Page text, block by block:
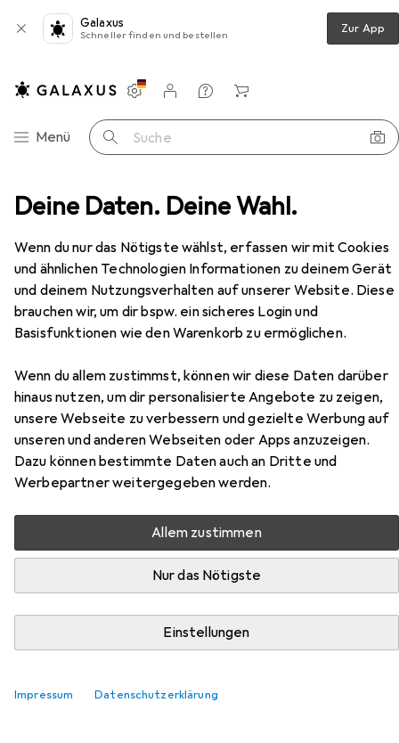
Deine Daten. Deine Wahl.
Wenn du nur das Nötigste wählst, erfassen wir mit Cookies
und ähnlichen Technologien Informationen zu deinem Gerät
und deinem Nutzungsverhalten auf unserer Website. Diese
brauchen wir, um dir bspw. ein sicheres Login und
Basisfunktionen wie den Warenkorb zu ermöglichen.
Wenn du allem zustimmst, können wir diese Daten darüber
hinaus nutzen, um dir personalisierte Angebote zu zeigen,
unsere Webseite zu verbessern und gezielte Werbung auf
unseren und anderen Webseiten oder Apps anzuzeigen.
Dazu können bestimmte Daten auch an Dritte und
Werbepartner weitergegeben werden.
Allem zustimmen
Nur das Nötigste
Einstellungen
Impressum Datenschutzerklärung
Galaxus
Schneller finden und bestellen Zur App
Navigation nach Kategorien
Menü Suche
Einstellungen
Kundenkonto
Vergleichslisten
Merklisten
Warenkorb
Dormakaba Bodentürschliesser BTS 80
DormakabaBodentürschliesser BTS
80
Eingangstür, Indoor
Zubehör für Dormakaba
Bodentürschliesser BTS 80
Hier findest du passendes Zubehör zum Produkt
Dormakaba Bodentürschliesser BTS 80 aus der Kategorie
Türöffner + Türschliesser.
Relevanz
Produktliste
EUR
46,36